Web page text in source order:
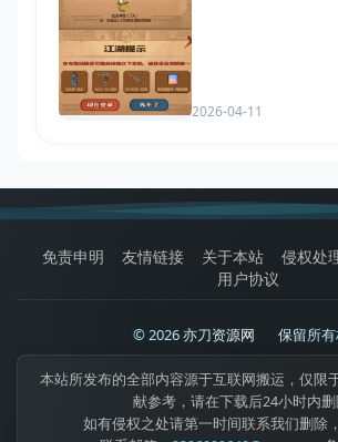
2026-04-11
免责申明 友情链接 关于本站 侵权处
用户协议
© 2026 亦刀资源网 保留所
本站所发布的全部内容源于互联网搬运，仅限
献参考，请在下载后24小时内删
如有侵权之处请第一时间联系我们删除